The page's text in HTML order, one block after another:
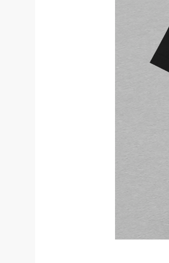
Промышленные пылесосы